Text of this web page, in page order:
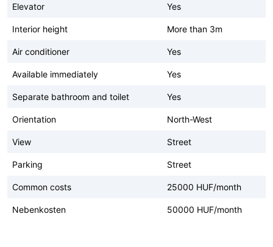
Elevator Yes
Interior height More than 3m
Air conditioner Yes
Available immediately Yes
Separate bathroom and toilet Yes
Orientation North-West
View Street
Parking Street
Common costs 25000 HUF/month
Nebenkosten 50000 HUF/month